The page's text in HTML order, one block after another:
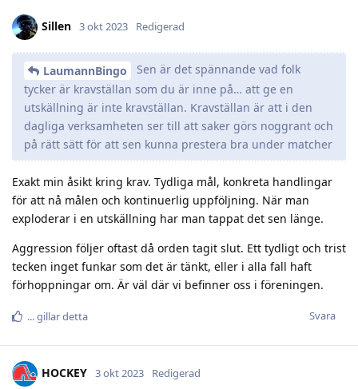
Sillen 3 okt 2023 Redigerad
LaumannBingo
Sen är det spännande vad folk
tycker är kravställan som du är inne på… att ge en
utskällning är inte kravställan. Kravställan är att i den
dagliga verksamheten ser till att saker görs noggrant och
på rätt sätt för att sen kunna prestera bra under matcher
Exakt min åsikt kring krav. Tydliga mål, konkreta handlingar
för att nå målen och kontinuerlig uppföljning. När man
exploderar i en utskällning har man tappat det sen länge.
Aggression följer oftast då orden tagit slut. Ett tydligt och trist
tecken inget funkar som det är tänkt, eller i alla fall haft
förhoppningar om. Är väl där vi befinner oss i föreningen.
Svara
.​.​.​gillar detta
HOCKEY 3 okt 2023 Redigerad